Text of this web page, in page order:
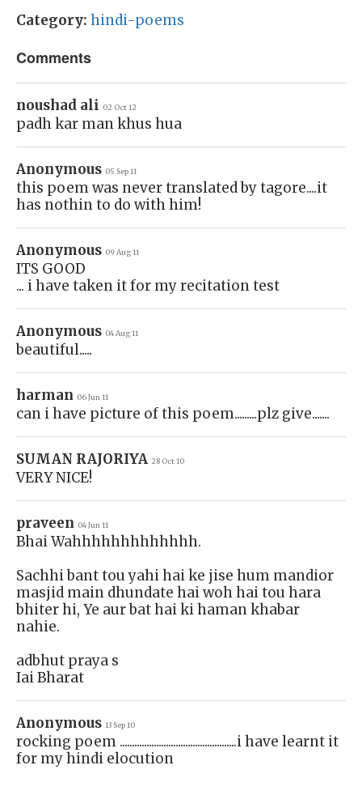
Category: hindi-poems
Comments
noushad ali 02 Oct 12
padh kar man khus hua
Anonymous 05 Sep 11
this poem was never translated by tagore....it
has nothin to do with him!
Anonymous 09 Aug 11
ITS GOOD
... i have taken it for my recitation test
Anonymous 04 Aug 11
beautiful.....
harman 06 Jun 11
can i have picture of this poem.........plz give.......
SUMAN RAJORIYA 28 Oct 10
VERY NICE!
praveen 04 Jun 11
Bhai Wahhhhhhhhhhhhh.
Sachhi bant tou yahi hai ke jise hum mandior
masjid main dhundate hai woh hai tou hara
bhiter hi, Ye aur bat hai ki haman khabar
nahie.
adbhut praya s
Iai Bharat
Anonymous 13 Sep 10
rocking poem ................................................i have learnt it
for my hindi elocution